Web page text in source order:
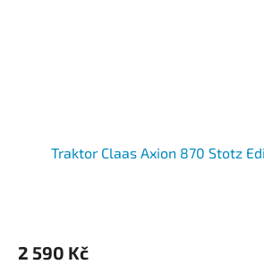
Traktor Claas Axion 870 Stotz
2 590 Kč